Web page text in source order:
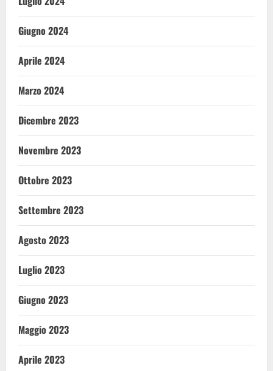
Giugno 2024
Aprile 2024
Marzo 2024
Dicembre 2023
Novembre 2023
Ottobre 2023
Settembre 2023
Agosto 2023
Luglio 2023
Giugno 2023
Maggio 2023
Aprile 2023